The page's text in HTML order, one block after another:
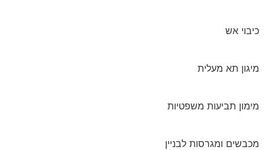
כיבוי אש
מיגון תא מעלית
מימון תביעות משפטיות
מכבשים ומגרסות לבניין